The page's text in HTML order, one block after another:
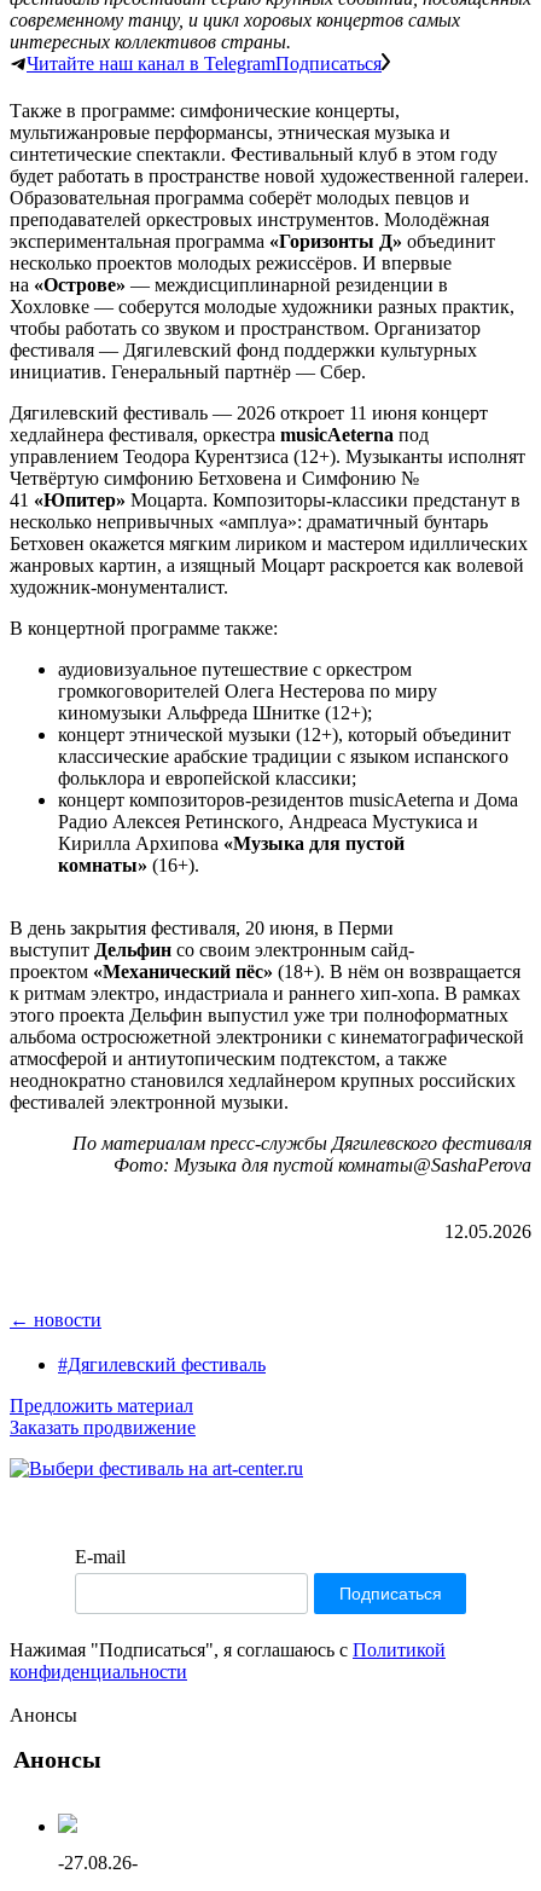
современному танцу, и цикл хоровых концертов самых
интересных коллективов страны.
Читайте наш канал в TelegramПодписаться
Также в программе: симфонические концерты,
мультижанровые перформансы, этническая музыка и
синтетические спектакли. Фестивальный клуб в этом году
будет работать в пространстве новой художественной галереи.
Образовательная программа соберёт молодых певцов и
преподавателей оркестровых инструментов. Молодёжная
экспериментальная программа «Горизонты Д» объединит
несколько проектов молодых режиссёров. И впервые
на «Острове» — междисциплинарной резиденции в
Хохловке — соберутся молодые художники разных практик,
чтобы работать со звуком и пространством. Организатор
фестиваля — Дягилевский фонд поддержки культурных
инициатив. Генеральный партнёр — Сбер.
Дягилевский фестиваль — 2026 откроет 11 июня концерт
хедлайнера фестиваля, оркестра musicAeterna под
управлением Теодора Курентзиса (12+). Музыканты исполнят
Четвёртую симфонию Бетховена и Симфонию №
41 «Юпитер» Моцарта. Композиторы-классики предстанут в
несколько непривычных «амплуа»: драматичный бунтарь
Бетховен окажется мягким лириком и мастером идиллических
жанровых картин, а изящный Моцарт раскроется как волевой
художник-монументалист.
В концертной программе также:
аудиовизуальное путешествие с оркестром
громкоговорителей Олега Нестерова по миру
киномузыки Альфреда Шнитке (12+);
концерт этнической музыки (12+), который объединит
классические арабские традиции с языком испанского
фольклора и европейской классики;
концерт композиторов-резидентов musicAeterna и Дома
Радио Алексея Ретинского, Андреаса Мустукиса и
Кирилла Архипова «Музыка для пустой
комнаты» (16+).
В день закрытия фестиваля, 20 июня, в Перми
выступит Дельфин со своим электронным сайд-
проектом «Механический пёс» (18+). В нём он возвращается
к ритмам электро, индастриала и раннего хип-хопа. В рамках
этого проекта Дельфин выпустил уже три полноформатных
альбома остросюжетной электроники с кинематографической
атмосферой и антиутопическим подтекстом, а также
неоднократно становился хедлайнером крупных российских
фестивалей электронной музыки.
По материалам пресс-службы Дягилевского фестиваля
Фото: Музыка для пустой комнаты@SashaPerova
12.05.2026
← новости
#Дягилевский фестиваль
Предложить материал
Заказать продвижение
E-mail
Нажимая "Подписаться", я соглашаюсь с Политикой
конфиденциальности
Анонсы
Анонсы
-27.08.26-